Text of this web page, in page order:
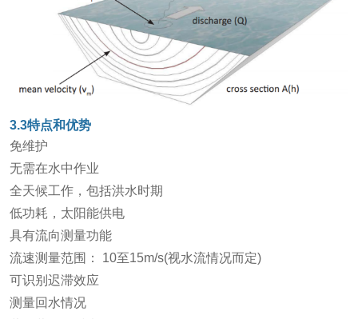
3.3特点和优势
免维护
无需在水中作业
全天候工作，包括洪水时期
低功耗，太阳能供电
具有流向测量功能
流速测量范围： 10至15m/s(视水流情况而定)
可识别迟滞效应
测量回水情况